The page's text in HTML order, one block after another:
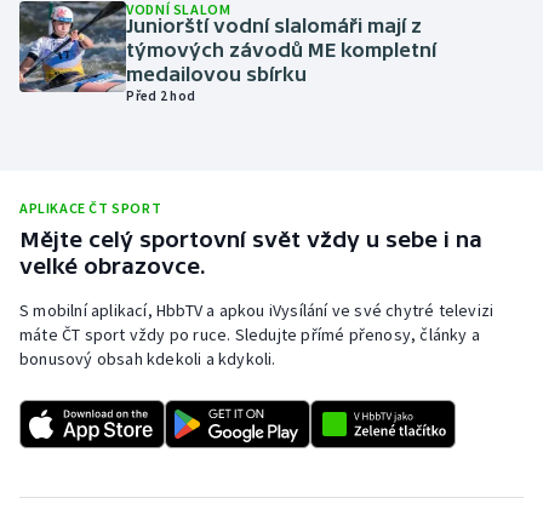
Parasport
Plavání
Ragby
Rychlobruslení
Rychlostní kanoistika
Sportovní střelba
Stolní tenis
VODNÍ SLALOM
Juniorští vodní slalomáři mají z
týmových závodů ME kompletní
medailovou sbírku
Před 2 hod
APLIKACE ČT SPORT
Mějte celý sportovní svět vždy u sebe i na
velké obrazovce.
S mobilní aplikací, HbbTV a apkou iVysílání ve své chytré televizi
máte ČT sport vždy po ruce. Sledujte přímé přenosy, články a
bonusový obsah kdekoli a kdykoli.